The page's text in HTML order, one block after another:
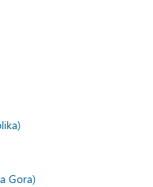
Gora)